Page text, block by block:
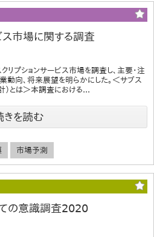
ス市場に関する調査
プションサービス市場を調査し、主要・注
動向、将来展望を明らかにした。＜サブス
）とは＞本調査における...
きを読む
市場予測
の意識調査2020